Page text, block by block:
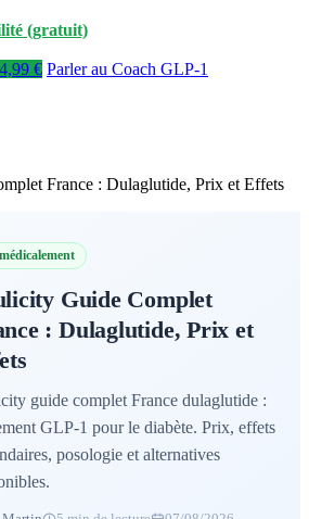
(gratuit)
€ Parler au Coach GLP-1
France : Dulaglutide, Prix et Effets
Guide Complet
: Dulaglutide, Prix et
guide complet France dulaglutide :
GLP-1 pour le diabète. Prix, effets
posologie et alternatives